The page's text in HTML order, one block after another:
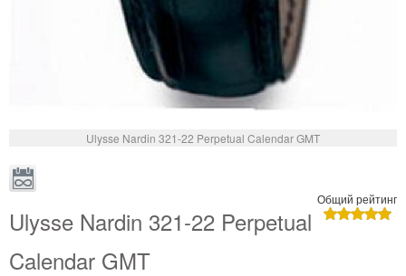
Ulysse Nardin 321-22 Perpetual Calendar GMT
Общий рейтинг
Ulysse Nardin 321-22 Perpetual
Calendar GMT